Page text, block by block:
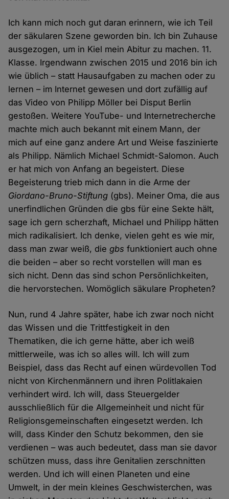
Ich kann mich noch gut daran erinnern, wie ich Teil
der säkularen Szene geworden bin. Ich bin Zuhause
ausgezogen, um in Kiel mein Abitur zu machen. 11.
Klasse. Irgendwann zwischen 2015 und 2016 bin ich
wie üblich – statt Hausaufgaben zu machen oder zu
lernen – im Internet gewesen und dort zufällig auf
das Video von Philipp Möller bei Disput Berlin
gestoßen. Weitere YouTube- und Internetrecherche
machte mich auch bekannt mit einem Mann, der
mich auf eine ganz andere Art und Weise faszinierte
als Philipp. Nämlich Michael Schmidt-Salomon. Auch
er hat mich von Anfang an begeistert. Diese
Begeisterung trieb mich dann in die Arme der
Giordano-Bruno-Stiftung (gbs). Meiner Oma, die aus
unerfindlichen Gründen die gbs für eine Sekte hält,
sage ich gern scherzhaft, Michael und Philipp hätten
mich radikalisiert. Ich denke, vielen geht es wie mir,
dass man zwar weiß, diegbs funktioniert auch ohne
die beiden – aber so recht vorstellen will man es
sich nicht. Denn das sind schon Persönlichkeiten,
die hervorstechen. Womöglich säkulare Propheten?
Nun, rund 4 Jahre später, habe ich zwar noch nicht
das Wissen und die Trittfestigkeit in den
Thematiken, die ich gerne hätte, aber ich weiß
mittlerweile, was ich so alles will. Ich will zum
Beispiel, dass das Recht auf einen würdevollen Tod
nicht von Kirchenmännern und ihren Politlakaien
verhindert wird. Ich will, dass Steuergelder
ausschließlich für die Allgemeinheit und nicht für
Religionsgemeinschaften eingesetzt werden. Ich
will, dass Kinder den Schutz bekommen, den sie
verdienen – was auch bedeutet, dass man sie davor
schützen muss, dass ihre Genitalien zerschnitten
werden. Und ich will einen Planeten und eine
Umwelt, in der mein kleines Geschwisterchen, was